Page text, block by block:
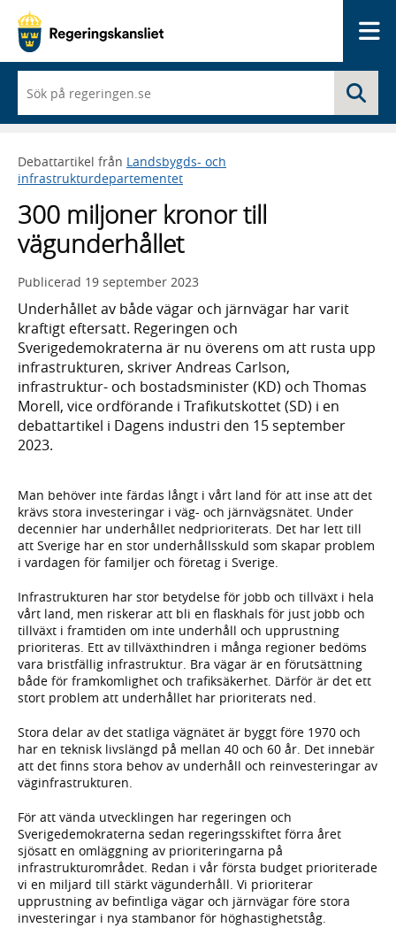
du
börjar
skriva
framträder
en
med
sökförslag
Debattartikel från Landsbygds- och
infrastrukturdepartementet
300 miljoner kronor till
vägunderhållet
Publicerad 19 september 2023
Underhållet av både vägar och järnvägar har varit
kraftigt eftersatt. Regeringen och
Sverigedemokraterna är nu överens om att rusta upp
infrastrukturen, skriver Andreas Carlson,
infrastruktur- och bostadsminister (KD) och Thomas
Morell, vice ordförande i Trafikutskottet (SD) i en
debattartikel i Dagens industri den 15 september
2023.
Man behöver inte färdas långt i vårt land för att inse att det
krävs stora investeringar i väg- och järnvägsnätet. Under
decennier har underhållet nedprioriterats. Det har lett till
att Sverige har en stor underhållsskuld som skapar problem
i vardagen för familjer och företag i Sverige.
Infrastrukturen har stor betydelse för jobb och tillväxt i hela
vårt land, men riskerar att bli en flaskhals för just jobb och
tillväxt i framtiden om inte underhåll och upprustning
prioriteras. Ett av tillväxthindren i många regioner bedöms
vara bristfällig infrastruktur. Bra vägar är en förutsättning
både för framkomlighet och trafiksäkerhet. Därför är det ett
stort problem att underhållet har prioriterats ned.
Stora delar av det statliga vägnätet är byggt före 1970 och
har en teknisk livslängd på mellan 40 och 60 år. Det innebär
att det finns stora behov av underhåll och reinvesteringar av
väginfrastrukturen.
För att vända utvecklingen har regeringen och
Sverigedemokraterna sedan regeringsskiftet förra året
sjösatt en omläggning av prioriteringarna på
infrastrukturområdet. Redan i vår första budget prioriterade
vi en miljard till stärkt vägunderhåll. Vi prioriterar
upprustning av befintliga vägar och järnvägar före stora
investeringar i nya stambanor för höghastighetståg.